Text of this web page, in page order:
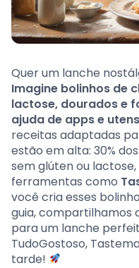
Quer um lanche
Imagine bolinhos de
lactose, dourados e
ajuda de apps e
receitas adaptadas
estão em alta: 30%
sem glúten ou
ferramentas como
você cria esses
guia, compartilhamos
para um lanche
TudoGostoso,
tarde!